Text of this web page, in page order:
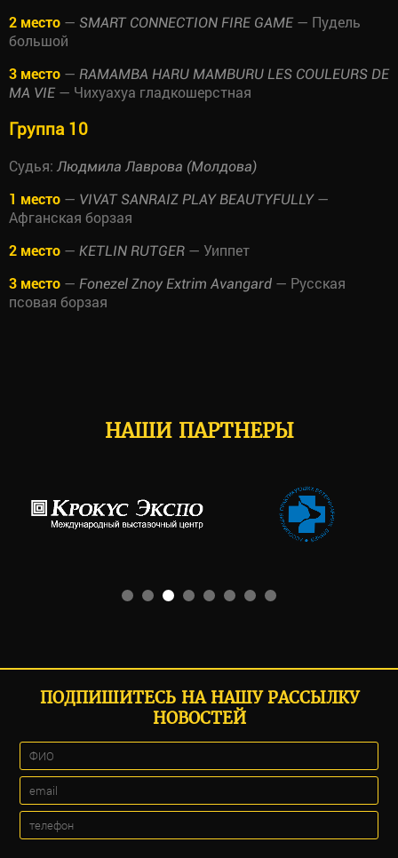
2 место — SMART CONNECTION FIRE GAME — Пудель
большой
3 место — RAMAMBA HARU MAMBURU LES COULEURS DE
MA VIE — Чихуахуа гладкошерстная
Группа 10
Судья: Людмила Лаврова (Молдова)
1 место — VIVAT SANRAIZ PLAY BEAUTYFULLY—
Афганская борзая
2 место — KETLIN RUTGER — Уиппет
3 место — Fonezel Znoy Extrim Avangard — Русская
псовая борзая
НАШИ ПАРТНЕРЫ
ПОДПИШИТЕСЬ НА НАШУ РАССЫЛКУ
НОВОСТЕЙ